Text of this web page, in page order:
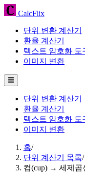
CalcFlix
단위 변환 계산기
환율 계산기
텍스트 암호화 도
이미지 변환
☰
단위 변환 계산기
환율 계산기
텍스트 암호화 도
이미지 변환
홈/
단위 계산기 목록/
컵(cup) → 세제곱